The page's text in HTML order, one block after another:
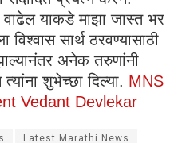
याकडे माझा जास्त भर
सार्थ ठरवण्यासाठी
अनेक तरुणांनी
शुभेच्छा दिल्या. MNS
Vedant Devlekar
Latest Marathi News